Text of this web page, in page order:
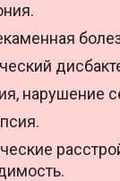
нарушение